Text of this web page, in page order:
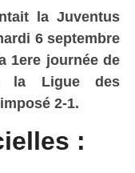
la Juventus
6 septembre
1ere journée de
la Ligue des
2-1.
: